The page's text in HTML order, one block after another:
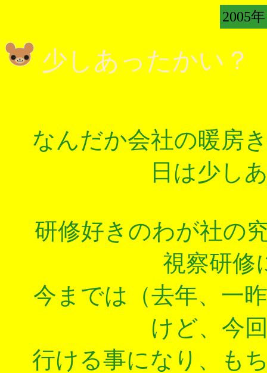
2005
少しあったかい？
なんだか会社の暖房
日は少し
研修好きのわが社の
視察研修
今までは（去年、一
けど、今
行ける事になり、も